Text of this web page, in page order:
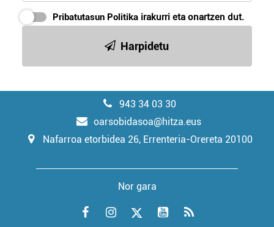
Pribatutasun Politika irakurri eta onartzen dut.
Harpidetu
943 34 03 30
oarsobidasoa@hitza.eus
Nafarroa etorbidea 26, Errenteria-Orereta 20100
Nor gara